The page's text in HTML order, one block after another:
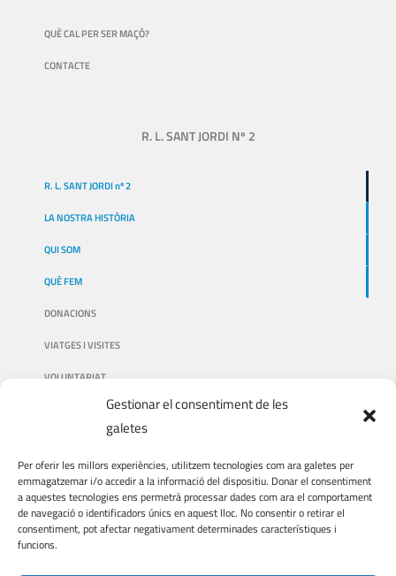
Gestionar el consentiment de les
galetes
Per oferir les millors experiències, utilitzem tecnologies com ara galetes per
emmagatzemar i/o accedir a la informació del dispositiu. Donar el consentiment
a aquestes tecnologies ens permetrà processar dades com ara el comportament
de navegació o identificadors únics en aquest lloc. No consentir o retirar el
consentiment, pot afectar negativament determinades característiques i
funcions.
QUÈ CAL PER SER MAÇÓ?
CONTACTE
R. L. SANT JORDI Nº 2
R. L. SANT JORDI nº 2
LA NOSTRA HISTÒRIA
QUI SOM
QUÈ FEM
DONACIONS
VIATGES I VISITES
VOLUNTARIAT
AVÍS LEGAL
POLÍTICA DE PRIVACITAT